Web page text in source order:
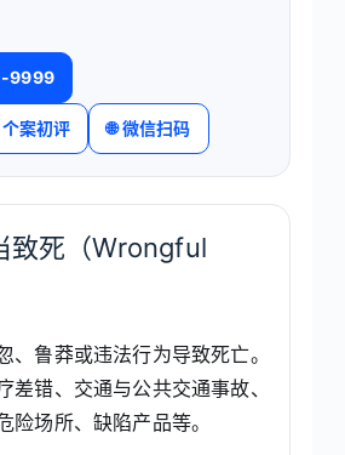
9999
案初评 🌐 微信扫码
致死（Wrongful
、鲁莽或违法行为导致死亡。
差错、交通与公共交通事故、
险场所、缺陷产品等。